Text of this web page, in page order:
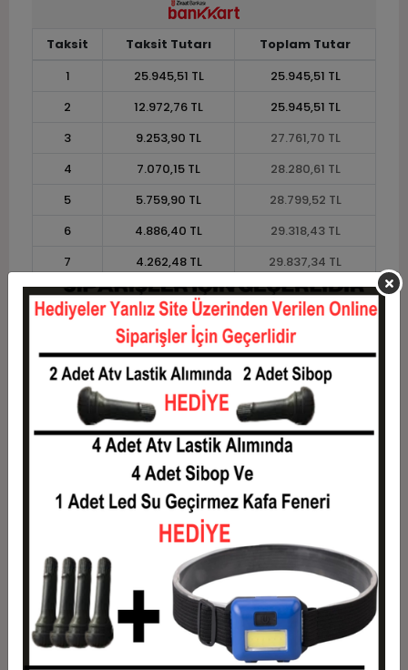
Taksit Taksit Tutarı
Toplam Tutar
1
25.945,51 TL
25.945,51 TL
2
12.972,76 TL
25.945,51 TL
3
9.253,90 TL
27.761,70 TL
4
7.070,15 TL
28.280,61 TL
5
5.759,90 TL
28.799,52 TL
6
4.886,40 TL
29.318,43 TL
7
4.262,48 TL
29.837,34 TL
8
3.794,53 TL
30.356,25 TL
9
3.430,57 TL
10
3.139,41 TL
31.394,07 TL
11
2.877,59 TL
31.653,53 TL
2.681,04 TL 32.172,44 TL
Taksit Taksit Tutarı
Toplam Tutar
25.945,51 TL
2
12.972,76 TL
25.945,51 TL
3
9.253,90 TL
27.761,70 TL
4
7.070,15 TL
28.280,61 TL
28.799,52 TL